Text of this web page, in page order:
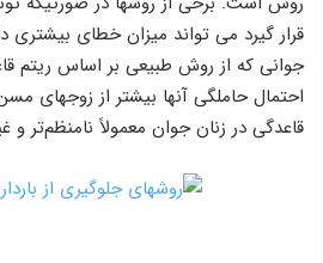
قرار گیرد می تواند میزان خطای بیشتری
جوانی که از روش طبیعی بر اساس ریتم
احتمال حاملگی آنها بیشتر از زوجهای
قاعدگی در زنان جوان معمولاً نامنظم‌تر